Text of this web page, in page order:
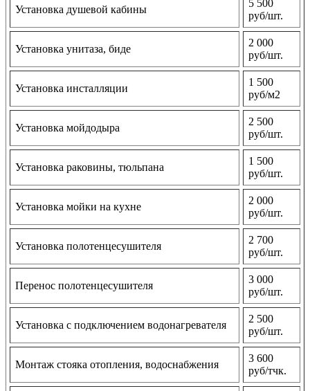
Установка душевой кабины
5 500
руб/шт.
Установка унитаза, биде
2 000
руб/шт.
Установка инсталляции
1 500
руб/м2
Установка мойдодыра
2 500
руб/шт.
Установка раковины, тюльпана
1 500
руб/шт.
Установка мойки на кухне
2 000
руб/шт.
Установка полотенцесушителя
2 700
руб/шт.
Перенос полотенцесушителя
3 000
руб/шт.
Установка с подключением водонагревателя
2 500
руб/шт.
Монтаж стояка отопления, водоснабжения
3 600
руб/тчк.